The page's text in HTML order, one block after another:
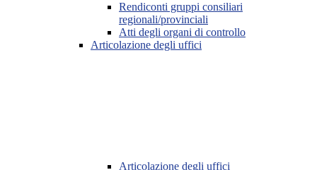
Rendiconti gruppi consiliari
regionali/provinciali
Atti degli organi di controllo
Articolazione degli uffici
Articolazione degli uffici